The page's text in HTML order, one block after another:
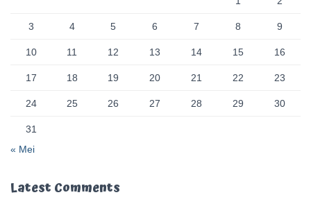
3 4 5 6 7 8 9
10 11 12 13 14 15 16
17 18 19 20 21 22 23
24 25 26 27 28 29 30
31
« Mei
Latest Comments